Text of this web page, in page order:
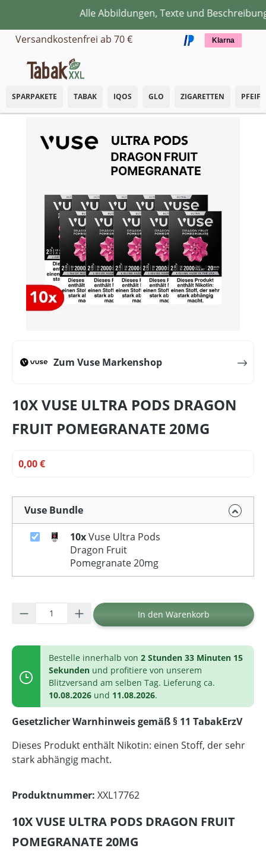
Zum Hauptinhalt springenAlle Abbildungen, Texte und
Versandkostenfrei ab 70 €
Klarna
SPARPAKETE TABAK IQOS GLO ZIGARETTEN
Zum Vuse Markenshop
10X VUSE ULTRA PODS DRAGON
FRUIT POMEGRANATE 20MG
0,00 €
Vuse Bundle
10xVuse Ultra Pods
Dragon Fruit
Pomegranate 20mg
Produkt Anzahl: Gib den gewünschten
In den Warenkorb
Bestelle innerhalb von 2 Stunden 33 Minuten 15
Sekunden und profitiere von unserem
Blitzversand am selben Tag. Lieferung ca.
10.08.2026 und 11.08.2026.
Gesetzlicher Warnhinweis gemäß § 11 TabakErzV
Dieses Produkt enthält Nikotin: einen Stoff, der sehr
stark abhängig macht.
Produktnummer: XXL17762
10X VUSE ULTRA PODS DRAGON FRUIT
POMEGRANATE 20MG